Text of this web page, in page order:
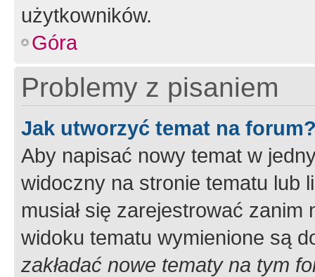
użytkowników.
Góra
Problemy z pisaniem
Jak utworzyć temat na
Aby napisać nowy temat w
widoczny na stronie tematu lub
musiał się zarejestrować
widoku tematu wymienione są
zakładać nowe tematy na tym